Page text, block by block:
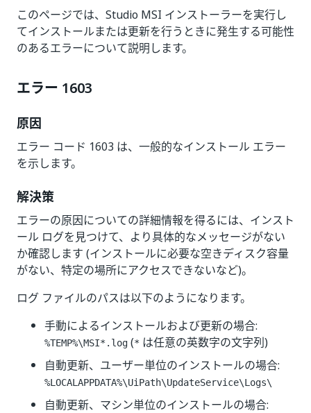
このページでは、Studio MSI インストーラーを実行し
てインストールまたは更新を行うときに発生する可能性
のあるエラーについて説明します。
エラー 1603
原因
エラー コード 1603 は、一般的なインストール エラー
を示します。
解決策
エラーの原因についての詳細情報を得るには、インスト
ール ログを見つけて、より具体的なメッセージがない
か確認します (インストールに必要な空きディスク容量
がない、特定の場所にアクセスできないなど)。
ログ ファイルのパスは以下のようになります。
手動によるインストールおよび更新の場合:
%TEMP%\MSI*.log (* は任意の英数字の文字列)
自動更新、ユーザー単位のインストールの場合:
%LOCALAPPDATA%\UiPath\UpdateService\Logs\
自動更新、マシン単位のインストールの場合: